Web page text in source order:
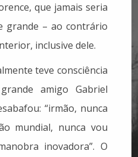
que jamais seria
grande – ao contrário
inclusive dele.
teve consciência
amigo Gabriel
“irmão, nunca
mundial, nunca vou
inovadora”. O